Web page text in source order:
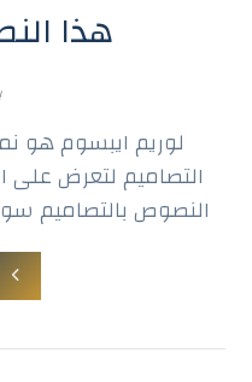
هذا
لوريم ايبسوم هو
التصاميم لتعرض
النصوص بالتصاميم